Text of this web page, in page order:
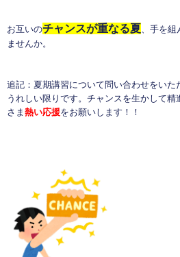
お互いのチャンスが重なる夏、手を組
ませんか。
追記：夏期講習について問い合わせをいた
うれしい限りです。チャンスを生かして
さま 熱い応援をお願いします！！